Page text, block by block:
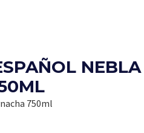
NEBLA
750ml